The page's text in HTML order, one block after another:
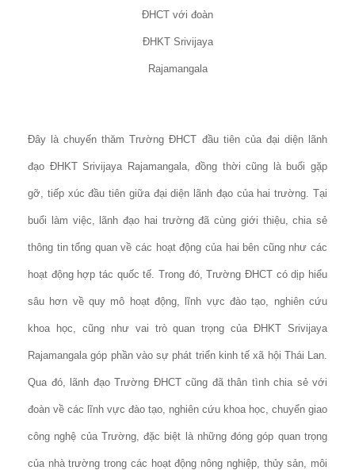
ĐHCT với đoàn
ĐHKT Srivijaya
Rajamangala
Đây là chuyến thăm Trường ĐHCT đầu tiên của đại diện lãnh
đạo ĐHKT Srivijaya Rajamangala, đồng thời cũng là buổi gặp
gỡ, tiếp xúc đầu tiên giữa đại diện lãnh đạo của hai trường. Tại
buổi làm việc, lãnh đạo hai trường đã cùng giới thiệu, chia sẻ
thông tin tổng quan về các hoạt động của hai bên cũng như các
hoạt động hợp tác quốc tế. Trong đó, Trường ĐHCT có dịp hiểu
sâu hơn về quy mô hoạt động, lĩnh vực đào tạo, nghiên cứu
khoa học, cũng như vai trò quan trọng của ĐHKT Srivijaya
Rajamangala góp phần vào sự phát triển kinh tế xã hội Thái Lan.
Qua đó, lãnh đạo Trường ĐHCT cũng đã thân tình chia sẻ với
đoàn về các lĩnh vực đào tạo, nghiên cứu khoa học, chuyển giao
công nghệ của Trường, đặc biệt là những đóng góp quan trọng
của nhà trường trong các hoạt động nông nghiệp, thủy sản, môi